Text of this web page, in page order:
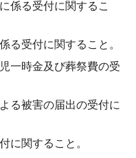
係る受付に関するこ
受付に関すること。
一時金及び葬祭費の受
る被害の届出の受付に
に関すること。